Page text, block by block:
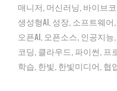
매니저 머신러닝 바이브
생성형AI 성장 소프트웨어
오픈AI 오픈소스 인공지능
코딩 클라우드 파이썬 프
학습 한빛 한빛미디어 협